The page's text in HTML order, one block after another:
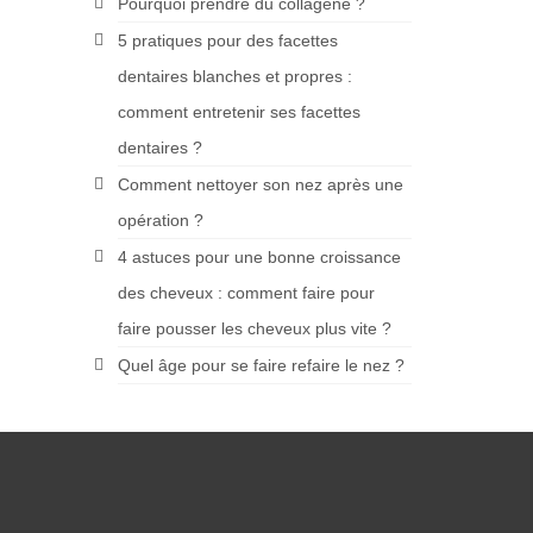
5 pratiques pour des facettes
dentaires blanches et propres :
comment entretenir ses facettes
dentaires ?
Comment nettoyer son nez après une
opération ?
4 astuces pour une bonne croissance
des cheveux : comment faire pour
faire pousser les cheveux plus vite ?
Quel âge pour se faire refaire le nez ?